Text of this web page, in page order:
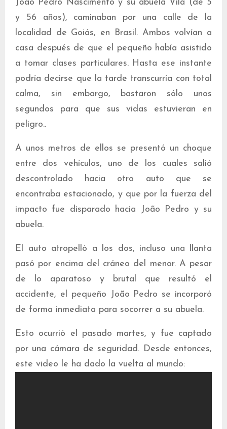
João Pedro Nascimento y su abuela Vila (de 5
y 56 años), caminaban por una calle de la
localidad de Goiás, en Brasil. Ambos volvían a
casa después de que el pequeño había asistido
a tomar clases particulares. Hasta ese instante
podría decirse que la tarde transcurría con total
calma, sin embargo, bastaron sólo unos
segundos para que sus vidas estuvieran en
peligro..
A unos metros de ellos se presentó un choque
entre dos vehículos, uno de los cuales salió
descontrolado hacia otro auto que se
encontraba estacionado, y que por la fuerza del
impacto fue disparado hacia João Pedro y su
abuela.
El auto atropelló a los dos, incluso una llanta
pasó por encima del cráneo del menor. A pesar
de lo aparatoso y brutal que resultó el
accidente, el pequeño João Pedro se incorporó
de forma inmediata para socorrer a su abuela.
Esto ocurrió el pasado martes, y fue captado
por una cámara de seguridad. Desde entonces,
este video le ha dado la vuelta al mundo: